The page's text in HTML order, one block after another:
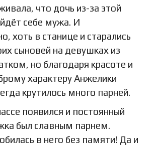
что дочь из-за этой
себе мужа. И
хоть в станице и старались
сыновей на девушках из
но благодаря красоте и
характеру Анжелики
крутилось много парней.
появился и постоянный
был славным парнем.
в него без памяти! Да и